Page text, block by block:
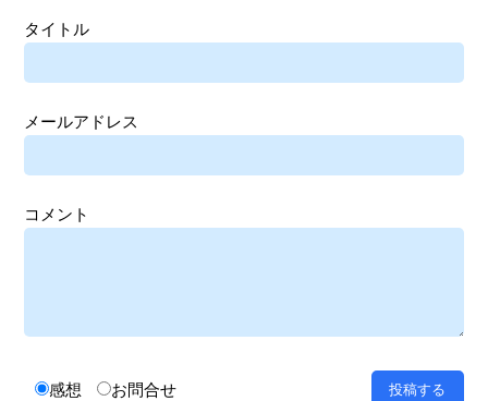
タイトル
メールアドレス
コメント
感想 お問合せ